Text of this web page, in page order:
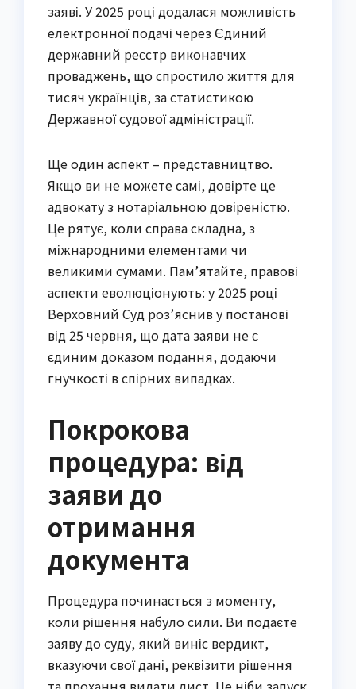
заяві. У 2025 році додалася можливість
електронної подачі через Єдиний
державний реєстр виконавчих
проваджень, що спростило життя для
тисяч українців, за статистикою
Державної судової адміністрації.
Ще один аспект – представництво.
Якщо ви не можете самі, довірте це
адвокату з нотаріальною довіреністю.
Це рятує, коли справа складна, з
міжнародними елементами чи
великими сумами. Пам’ятайте, правові
аспекти еволюціонують: у 2025 році
Верховний Суд роз’яснив у постанові
від 25 червня, що дата заяви не є
єдиним доказом подання, додаючи
гнучкості в спірних випадках.
Покрокова
процедура: від
заяви до
отримання
документа
Процедура починається з моменту,
коли рішення набуло сили. Ви подаєте
заяву до суду, який виніс вердикт,
вказуючи свої дані, реквізити рішення